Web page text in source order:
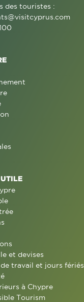
des touristes :
et devises
travail et jours fériés
à Chypre
Tourism